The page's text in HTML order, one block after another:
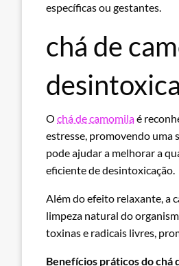
específicas ou gestantes.
chá de
O chá de camomilaé
estresse, promovendo uma
pode ajudar a melhorar a
eficiente de desintoxicação.
Além do efeito relaxante, a
limpeza natural do
toxinas e radicais livres,
Benefícios práticos do chá